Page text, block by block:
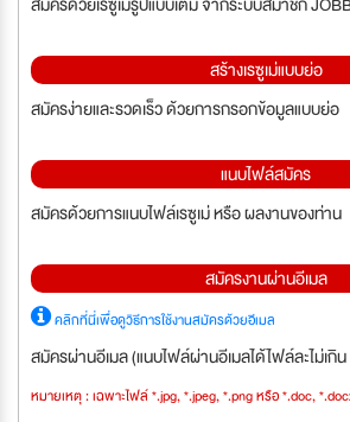
สร้างเรซูเม่แบบย่อ
สมัครง่ายและรวดเร็ว ด้วยการกรอกข้อมูลแบบย่อ
แนบไฟล์สมัคร
สมัครด้วยการแนบไฟล์เรซูเม่ หรือ ผลงานของท่าน
สมัครงานผ่านอีเมล
คลิกที่นี่เพื่อดูวิธีการใช้งานสมัครด้วยอีเมล
สมัครผ่านอีเมล (แนบไฟล์ผ่านอีเมลได้ไฟล์ละไม่เกิ
หมายเหตุ : เฉพาะไฟล์ *.jpg, *.jpeg, *.png หรือ *.doc,